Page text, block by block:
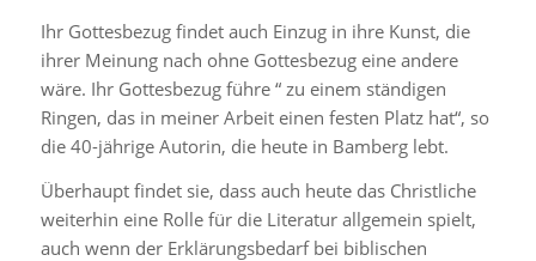
Ihr Gottesbezug findet auch Einzug in ihre Kunst, die
ihrer Meinung nach ohne Gottesbezug eine andere
wäre. Ihr Gottesbezug führe “ zu einem ständigen
Ringen, das in meiner Arbeit einen festen Platz hat“, so
die 40-jährige Autorin, die heute in Bamberg lebt.
Überhaupt findet sie, dass auch heute das Christliche
weiterhin eine Rolle für die Literatur allgemein spielt,
auch wenn der Erklärungsbedarf bei biblischen